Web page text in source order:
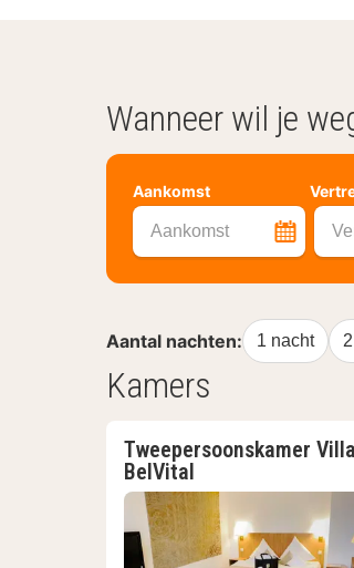
Wanneer wil je
Aankomst
Aankomst
Aantal nachten: 1 nacht
Kamers
Tweepersoonskamer Villa
BelVital